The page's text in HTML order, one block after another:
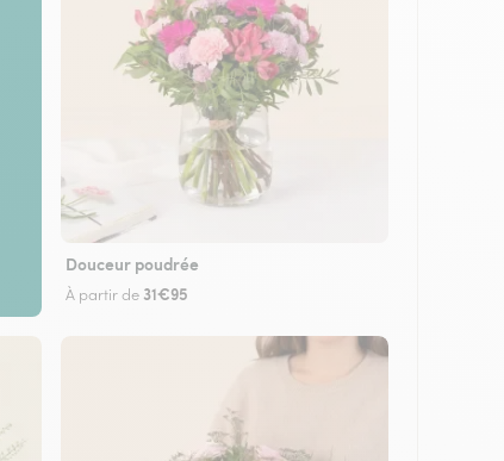
Douceur poudrée
À partir de 31€95